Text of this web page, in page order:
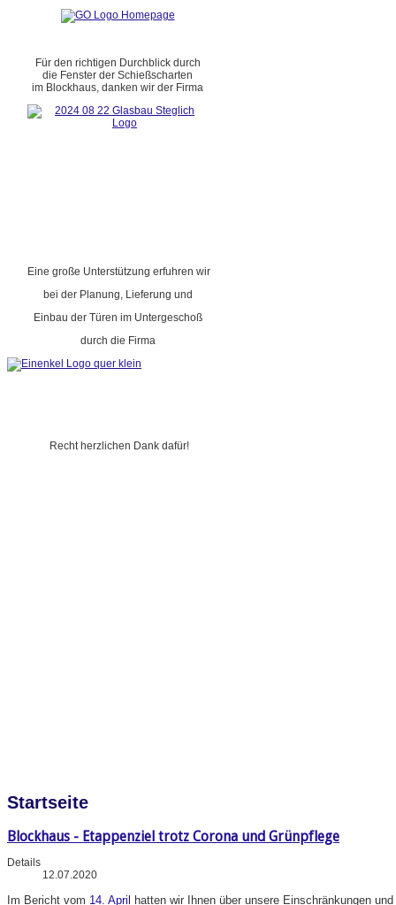
Für den richtigen Durchblick durch
die Fenster der Schießscharten
im Blockhaus, danken wir der Firma
Eine große Unterstützung erfuhren wir
bei der Planung, Lieferung und
Einbau der Türen im Untergeschoß
durch die Firma
Recht herzlichen Dank dafür!
Startseite
Blockhaus - Etappenziel trotz Corona und Grünpflege
Details
12.07.2020
Im Bericht vom 14. April hatten wir Ihnen über unsere Einschränkungen